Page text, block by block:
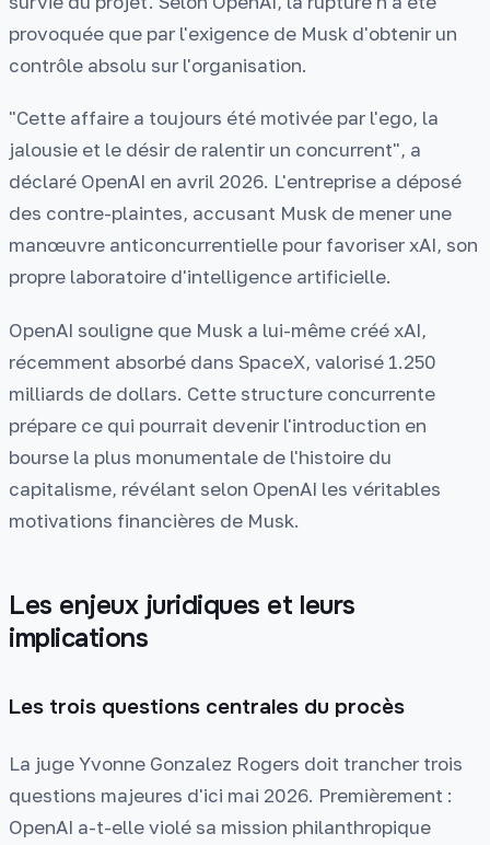
provoquée que par l'exigence de Musk d'obtenir un
contrôle absolu sur l'organisation.
"Cette affaire a toujours été motivée par l'ego, la
jalousie et le désir de ralentir un concurrent", a
déclaré OpenAI en avril 2026. L'entreprise a déposé
des contre-plaintes, accusant Musk de mener une
manœuvre anticoncurrentielle pour favoriser xAI, son
propre laboratoire d'intelligence artificielle.
OpenAI souligne que Musk a lui-même créé xAI,
récemment absorbé dans SpaceX, valorisé 1.250
milliards de dollars. Cette structure concurrente
prépare ce qui pourrait devenir l'introduction en
bourse la plus monumentale de l'histoire du
capitalisme, révélant selon OpenAI les véritables
motivations financières de Musk.
Les enjeux juridiques et leurs
implications
Les trois questions centrales du procès
La juge Yvonne Gonzalez Rogers doit trancher trois
questions majeures d'ici mai 2026. Premièrement :
OpenAI a-t-elle violé sa mission philanthropique